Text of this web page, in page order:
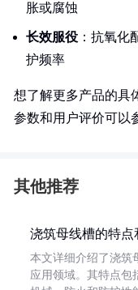
胀或腐蚀
长效服役 ：抗氧化
护频率
想了解更多产品的具
参数和用户评价可以
其他推荐
浇筑母线槽的特点
本文详细介绍了浇筑
应用领域。其特点包